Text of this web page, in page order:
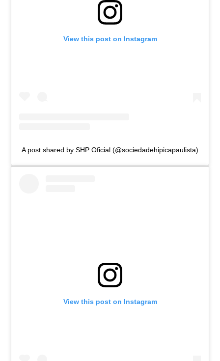
View this post on Instagram
A post shared by SHP Oficial (@sociedadehipicapaulista)
View this post on Instagram